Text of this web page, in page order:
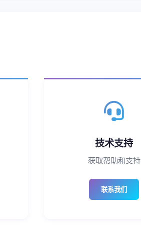
技术支持
获取帮助和支持
联系我们